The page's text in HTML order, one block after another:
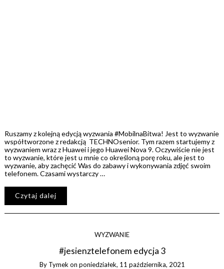
Ruszamy z kolejną edycją wyzwania #MobilnaBitwa! Jest to wyzwanie
współtworzone z redakcją TECHNOsenior. Tym razem startujemy z
wyzwaniem wraz z Huawei i jego Huawei Nova 9. Oczywiście nie jest
to wyzwanie, które jest u mnie co określoną porę roku, ale jest to
wyzwanie, aby zachęcić Was do zabawy i wykonywania zdjęć swoim
telefonem. Czasami wystarczy …
Czytaj dalej
WYZWANIE
#jesienztelefonem edycja 3
By Tymek on poniedziałek, 11 października, 2021